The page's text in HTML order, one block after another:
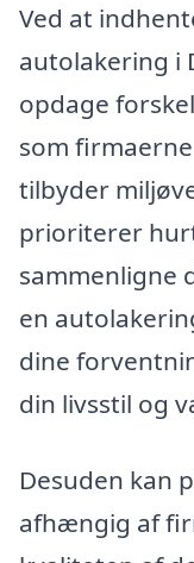
Ved at
autolakering i
opdage
som
tilbyder
prioriterer
sammenligne
en
dine
din livsstil og
Desuden kan
afhængig af